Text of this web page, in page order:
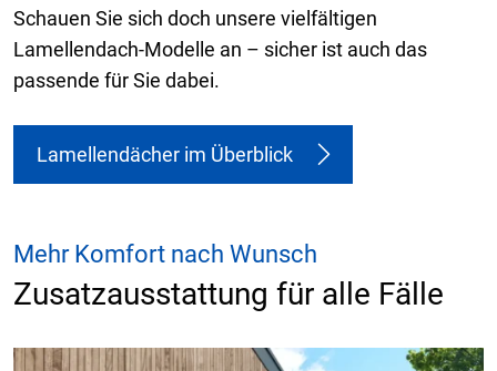
Schauen Sie sich doch unsere vielfältigen
Lamellendach-Modelle an – sicher ist auch das
passende für Sie dabei.
Lamellendächer im Überblick
Mehr Komfort nach Wunsch
Zusatzausstattung für alle Fälle